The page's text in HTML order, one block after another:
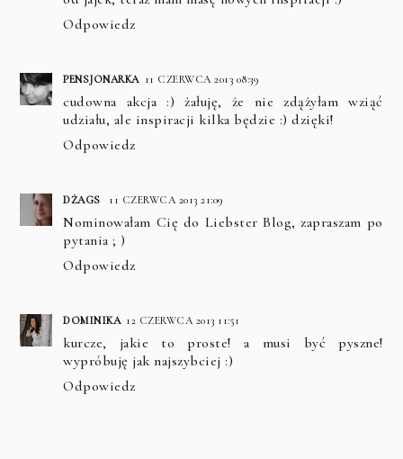
Odpowiedz
PENSJONARKA 11 CZERWCA 2013 08:39
cudowna akcja :) żałuję, że nie zdążyłam wziąć
udziału, ale inspiracji kilka będzie :) dzięki!
Odpowiedz
DŻAGS 11 CZERWCA 2013 21:09
Nominowałam Cię do Liebster Blog, zapraszam po
pytania ; )
Odpowiedz
DOMINIKA 12 CZERWCA 2013 11:51
kurcze, jakie to proste! a musi być pyszne!
wypróbuję jak najszybciej :)
Odpowiedz